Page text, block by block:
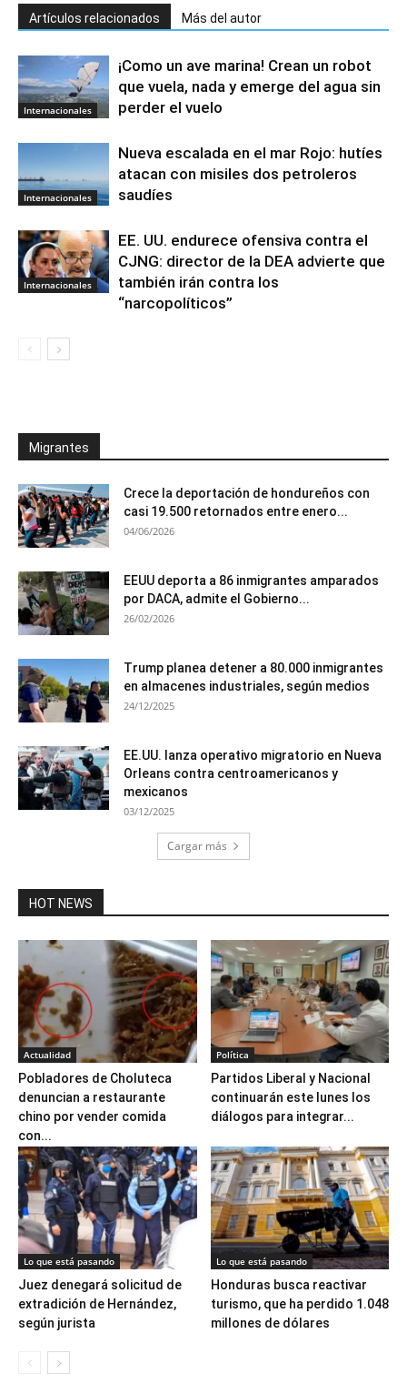
Artículos relacionados Más del autor
Internacionales
¡Como un ave marina! Crean un robot
que vuela, nada y emerge del agua sin
perder el vuelo
Internacionales
Nueva escalada en el mar Rojo: hutíes
atacan con misiles dos petroleros
saudíes
Internacionales
EE. UU. endurece ofensiva contra el
CJNG: director de la DEA advierte que
también irán contra los
“narcopolíticos”
Migrantes
Crece la deportación de hondureños con
casi 19.500 retornados entre enero...
04/06/2026
EEUU deporta a 86 inmigrantes amparados
por DACA, admite el Gobierno...
26/02/2026
Trump planea detener a 80.000 inmigrantes
en almacenes industriales, según medios
24/12/2025
EE.UU. lanza operativo migratorio en Nueva
Orleans contra centroamericanos y
mexicanos
03/12/2025
Cargar más
HOT NEWS
Actualidad
Pobladores de Choluteca
denuncian a restaurante
chino por vender comida
con...
Política
Partidos Liberal y Nacional
continuarán este lunes los
diálogos para integrar...
Lo que está pasando
Juez denegará solicitud de
extradición de Hernández,
según jurista
Lo que está pasando
Honduras busca reactivar
turismo, que ha perdido 1.048
millones de dólares